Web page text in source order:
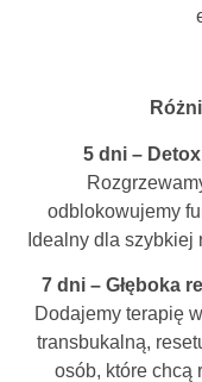
5 dni –
odblokowujemy
Idealny dla
7 dni – Głęboka
Dodajemy terapię
transbukalną,
osób, które chcą